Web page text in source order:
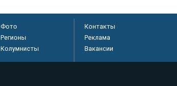
Фото
Регионы
Колумнисты
Контакты
Реклама
Вакансии